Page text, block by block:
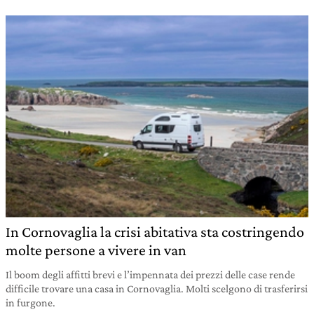
In Cornovaglia la crisi abitativa sta costringendo
molte persone a vivere in van
Il boom degli affitti brevi e l’impennata dei prezzi delle case rende
difficile trovare una casa in Cornovaglia. Molti scelgono di trasferirsi
in furgone.